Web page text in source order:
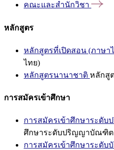
คณะและสำนักวิชา
หลักสูตร
หลักสูตรที่เปิดสอน (ภาษา
ไทย)
หลักสูตรนานาชาติ หลักสู
การสมัครเข้าศึกษา
การสมัครเข้าศึกษาระดั
ศึกษาระดับปริญญาบัณฑิต
การสมัครเข้าศึกษาระดั